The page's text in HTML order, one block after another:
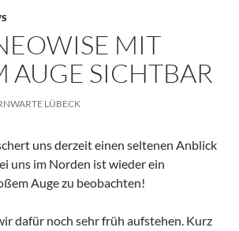
MIT
AUGE SICHTBAR
LÜBECK
uns derzeit einen seltenen Anblick
uns im Norden ist wieder ein
Auge zu beobachten!
dafür noch sehr früh aufstehen. Kurz